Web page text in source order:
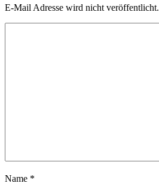
E-Mail Adresse wird nicht veröffentlicht.
Name *